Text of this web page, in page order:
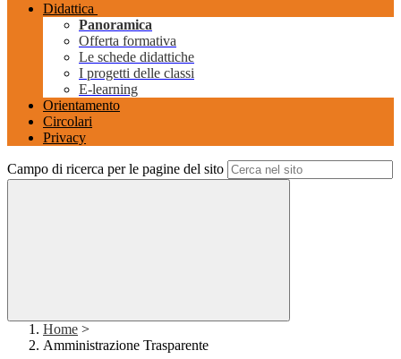
Didattica
Panoramica
Offerta formativa
Le schede didattiche
I progetti delle classi
E-learning
Orientamento
Circolari
Privacy
Campo di ricerca per le pagine del sito
Home >
Amministrazione Trasparente